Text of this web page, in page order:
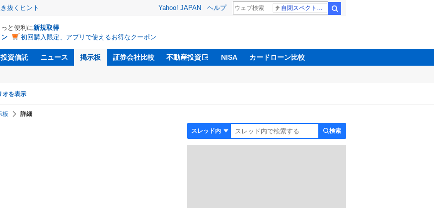
抜くヒント Yahoo! JAPAN ヘルプ
っと便利に新規取得
ン
初回購入限定、アプリで使えるお得なクーポン
投資信託 ニュース 掲示板 証券会社比較 不動産投資 NISA カードローン比較
オを表示
板 詳細
検索